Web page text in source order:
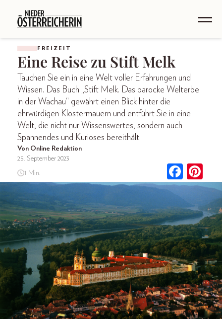
FREIZEIT
Eine Reise zu Stift Melk
Tauchen Sie ein in eine Welt voller Erfahrungen und
Wissen. Das Buch „Stift Melk. Das barocke Welterbe
in der Wachau“ gewährt einen Blick hinter die
ehrwürdigen Klostermauern und entführt Sie in eine
Welt, die nicht nur Wissenswertes, sondern auch
Spannendes und Kurioses bereithält.
Von Online Redaktion
25. September 2023
1 Min.